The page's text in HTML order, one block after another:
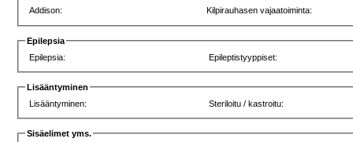
Addison:
Kilpirauhasen vajaatoiminta:
Epilepsia
Epilepsia:
Epileptistyyppiset:
Lisääntyminen
Lisääntyminen:
Steriloitu / kastroitu:
Sisäelimet yms.